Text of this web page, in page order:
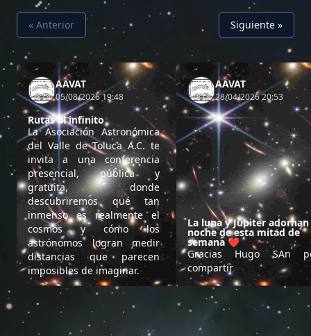
« Anterior Siguiente »
AAVAT
05/08/2026 19:48
Rutas al infinito
La Asociación Astronómica
del Valle de Toluca A.C. te
invita a una conferencia
presencial, pública y
gratuita, donde
descubriremos qué tan
inmenso es realmente el
cosmos y cómo los
astrónomos logran medir
distancias que parecen
imposibles de imaginar.
AAVAT
28/04/2026 20:53
La luna y Júpiter adornan
noche de esta mitad de
semana ❤️
Gracias Hugo SAn
compartir